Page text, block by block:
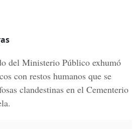
del Ministerio Público exhumó
con restos humanos que se
clandestinas en el Cementerio